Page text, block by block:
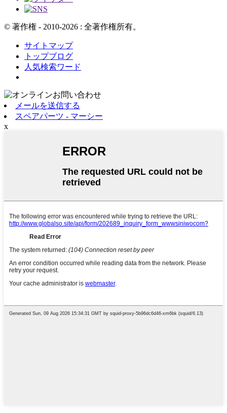
© 著作権 - 2010-2026 : 全著作権所有。
サイトマップ
トップブログ
人気検索ワード
メールを送信する
スペアパーツ - マーシー
x